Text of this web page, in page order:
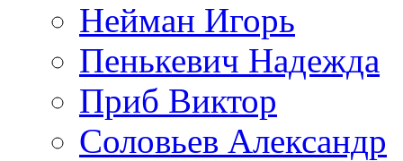
Нейман Игорь
Пенькевич Надежда
Приб Виктор
Соловьев Александр